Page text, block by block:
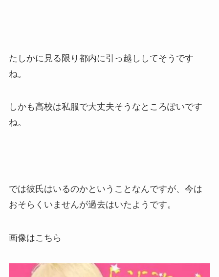
たしかに見る限り都内に引っ越ししてそうです
ね。
しかも高校は私服で大丈夫そうなところぽいです
ね。
では彼氏はいるのかということなんですが、今は
おそらくいませんが過去はいたようです。
画像はこちら